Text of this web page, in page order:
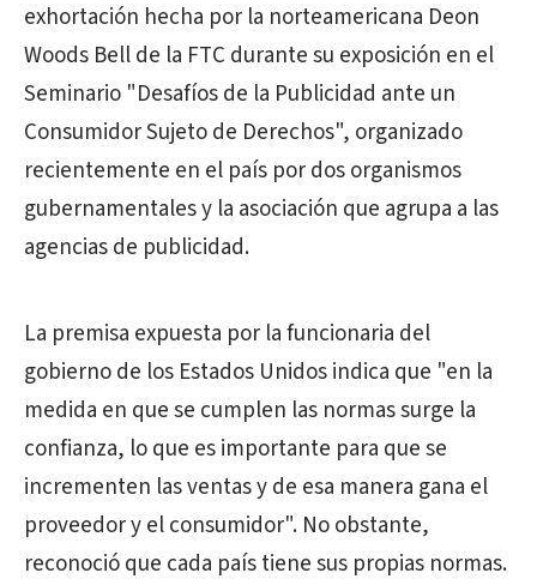
exhortación hecha por la norteamericana Deon
Woods Bell de la FTC durante su exposición en el
Seminario "Desafíos de la Publicidad ante un
Consumidor Sujeto de Derechos", organizado
recientemente en el país por dos organismos
gubernamentales y la asociación que agrupa a las
agencias de publicidad.
La premisa expuesta por la funcionaria del
gobierno de los Estados Unidos indica que "en la
medida en que se cumplen las normas surge la
confianza, lo que es importante para que se
incrementen las ventas y de esa manera gana el
proveedor y el consumidor". No obstante,
reconoció que cada país tiene sus propias normas.